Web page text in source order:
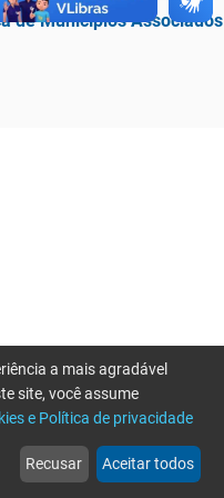
de Municípios Associados
web
Notícias
more_horiz
Mais
a mais agradável
site, você assume
e Política de privacidade
Recusar Aceitar todos
tente novamente